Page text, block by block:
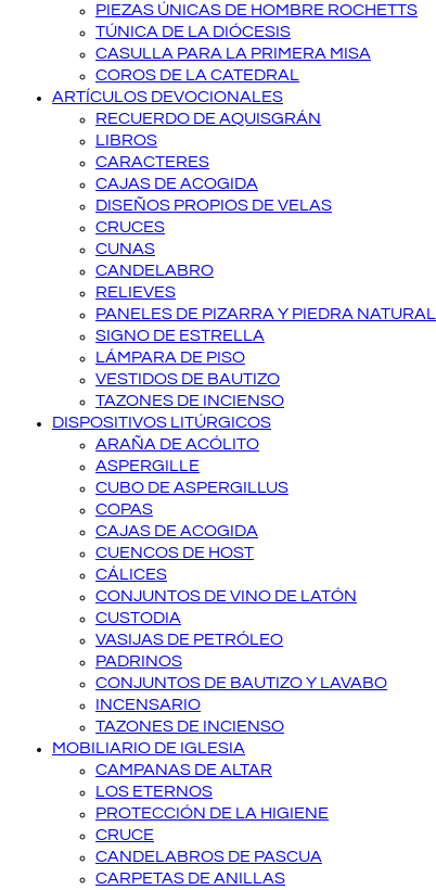
PIEZAS ÚNICAS DE HOMBRE ROCHETTS
TÚNICA DE LA DIÓCESIS
CASULLA PARA LA PRIMERA MISA
COROS DE LA CATEDRAL
ARTÍCULOS DEVOCIONALES
RECUERDO DE AQUISGRÁN
LIBROS
CARACTERES
CAJAS DE ACOGIDA
DISEÑOS PROPIOS DE VELAS
CRUCES
CUNAS
CANDELABRO
RELIEVES
PANELES DE PIZARRA Y PIEDRA NATURAL
SIGNO DE ESTRELLA
LÁMPARA DE PISO
VESTIDOS DE BAUTIZO
TAZONES DE INCIENSO
DISPOSITIVOS LITÚRGICOS
ARAÑA DE ACÓLITO
ASPERGILLE
CUBO DE ASPERGILLUS
COPAS
CAJAS DE ACOGIDA
CUENCOS DE HOST
CÁLICES
CONJUNTOS DE VINO DE LATÓN
CUSTODIA
VASIJAS DE PETRÓLEO
PADRINOS
CONJUNTOS DE BAUTIZO Y LAVABO
INCENSARIO
TAZONES DE INCIENSO
MOBILIARIO DE IGLESIA
CAMPANAS DE ALTAR
LOS ETERNOS
PROTECCIÓN DE LA HIGIENE
CRUCE
CANDELABROS DE PASCUA
CARPETAS DE ANILLAS